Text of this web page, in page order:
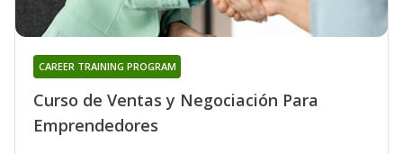
Curso de Ventas y Negociación Para
Emprendedores
CAREER TRAINING PROGRAM